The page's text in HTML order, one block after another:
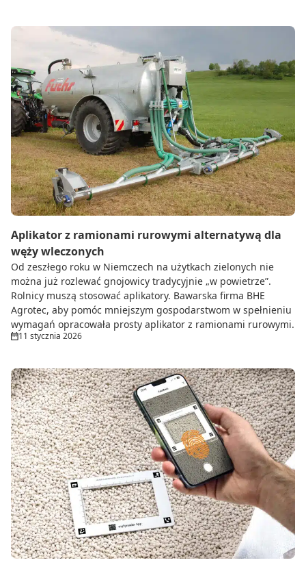
Aplikator z ramionami rurowymi alternatywą dla
węży wleczonych
Od zeszłego roku w Niemczech na użytkach zielonych nie
można już rozlewać gnojowicy tradycyjnie „w powietrze”.
Rolnicy muszą stosować aplikatory. Bawarska firma BHE
Agrotec, aby pomóc mniejszym gospodarstwom w spełnieniu
wymagań opracowała prosty aplikator z ramionami rurowymi.
11 stycznia 2026